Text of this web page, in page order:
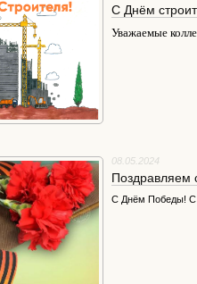
С Днём
Уважаемые
08.05.2024
Поздравляем
С Днём Победы! С